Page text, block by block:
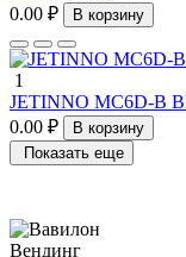
0.00 ₽
В корзину
1
JETINNO MC6D-B
0.00 ₽
В корзину
Показать еще